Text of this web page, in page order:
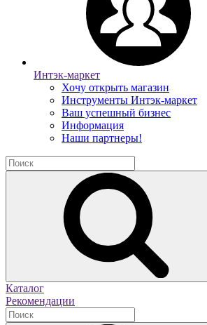
Интэк-маркет
Хочу открыть магазин
Инструменты Интэк-маркет
Ваш успешный бизнес
Информация
Наши партнеры!
Каталог
Рекомендации